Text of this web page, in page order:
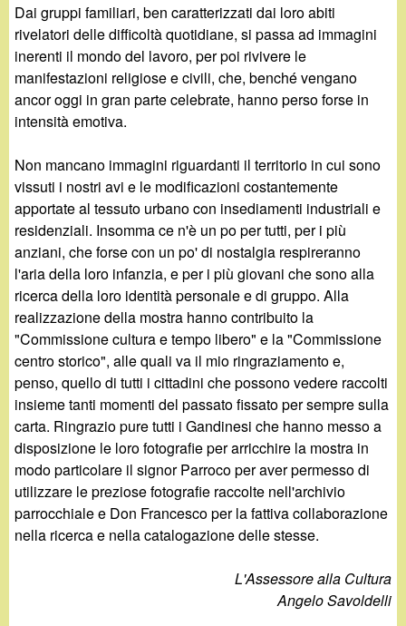
Dai gruppi familiari, ben caratterizzati dai loro abiti
rivelatori delle difficoltà quotidiane, si passa ad immagini
inerenti il mondo del lavoro, per poi rivivere le
manifestazioni religiose e civili, che, benché vengano
ancor oggi in gran parte celebrate, hanno perso forse in
intensità emotiva.
Non mancano immagini riguardanti il territorio in cui sono
vissuti i nostri avi e le modificazioni costantemente
apportate al tessuto urbano con insediamenti industriali e
residenziali. Insomma ce n'è un po per tutti, per i più
anziani, che forse con un po' di nostalgia respireranno
l'aria della loro infanzia, e per i più giovani che sono alla
ricerca della loro identità personale e di gruppo. Alla
realizzazione della mostra hanno contribuito la
"Commissione cultura e tempo libero" e la "Commissione
centro storico", alle quali va il mio ringraziamento e,
penso, quello di tutti i cittadini che possono vedere raccolti
insieme tanti momenti del passato fissato per sempre sulla
carta. Ringrazio pure tutti i Gandinesi che hanno messo a
disposizione le loro fotografie per arricchire la mostra in
modo particolare il signor Parroco per aver permesso di
utilizzare le preziose fotografie raccolte nell'archivio
parrocchiale e Don Francesco per la fattiva collaborazione
nella ricerca e nella catalogazione delle stesse.
L'Assessore alla Cultura
Angelo Savoldelli